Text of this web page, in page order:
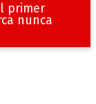
primer
nunca